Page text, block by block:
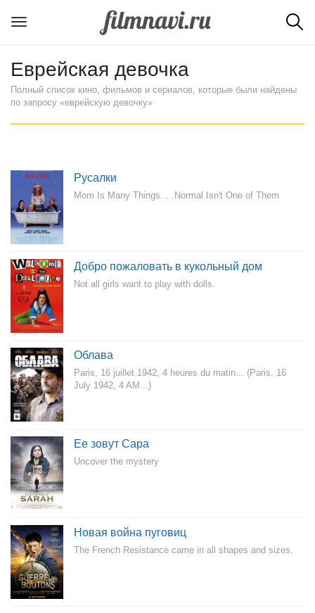
Еврейская девочка
Полный список кино, фильмов и сериалов, которые были найдены
по запросу «еврейскую девочку»
Русалки
Mom Is Many Things. . .Normal Isn't One of Them
Добро пожаловать в кукольный дом
Not all girls want to play with dolls.
Облава
Paris, 16 juillet 1942, 4 heures du matin... (Paris, 16
July 1942, 4 AM...)
Ее зовут Сара
Uncover the mystery
Новая война пуговиц
The French Resistance came in all shapes and sizes.